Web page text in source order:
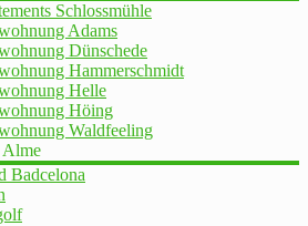
Schlossmühle
Adams
Dünschede
Hammerschmidt
Helle
Höing
Waldfeeling
Badcelona